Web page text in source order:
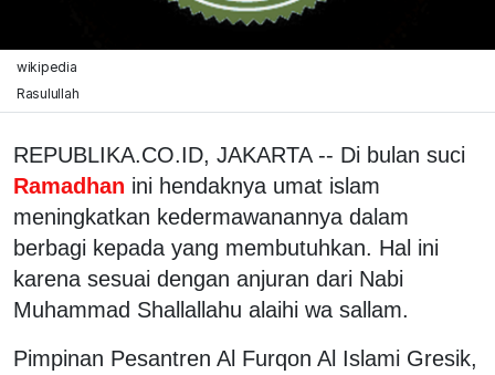
wikipedia
Rasulullah
REPUBLIKA.CO.ID, JAKARTA -- Di bulan suci
Ramadhan ini hendaknya umat islam
meningkatkan kedermawanannya dalam
berbagi kepada yang membutuhkan. Hal ini
karena sesuai dengan anjuran dari Nabi
Muhammad Shallallahu alaihi wa sallam.
Pimpinan Pesantren Al Furqon Al Islami Gresik,